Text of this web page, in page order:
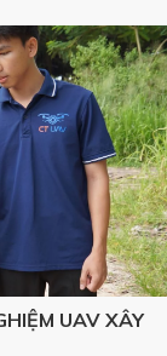
UAV XÂY